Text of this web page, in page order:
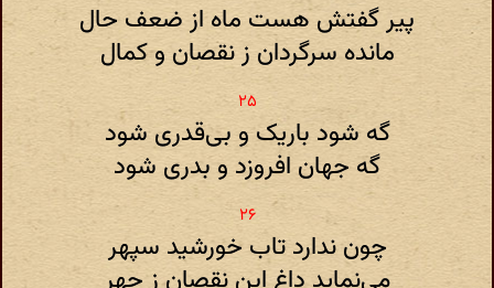
پیر گفتش هست ماه از ضعف حال
مانده سرگردان ز نقصان و کمال
گه شود باریک و بی‌قدری شود
گه جهان افروزد و بدری شود
چون ندارد تاب خورشید سپهر